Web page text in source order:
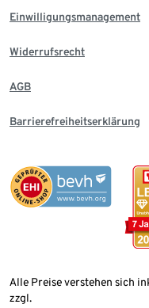
Einwilligungsmanagement
Widerrufsrecht
AGB
Barrierefreiheitserklärung
Alle Preise verstehen sich
zzgl.